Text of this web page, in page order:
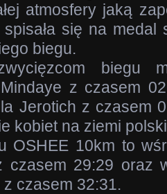
atmosfery jaką
się na medal
biegu.
biegu
z czasem
Jerotich z czasem
kobiet na ziemi
OSHEE 10km to
czasem 29:29 oraz
czasem 32:31.